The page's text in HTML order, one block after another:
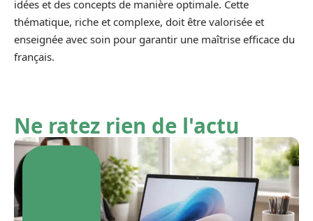
idées et des concepts de manière optimale. Cette
thématique, riche et complexe, doit être valorisée et
enseignée avec soin pour garantir une maîtrise efficace du
français.
Ne ratez rien de l'actu